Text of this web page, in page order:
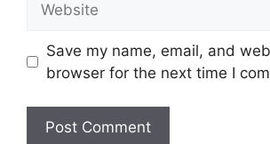
Save my name, email, and
browser for the next time I